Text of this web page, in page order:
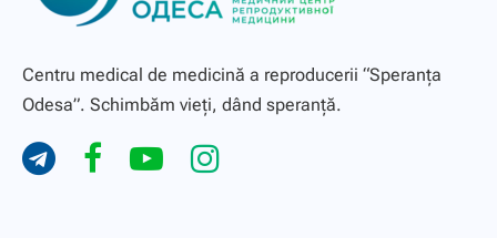
Centru medical de medicină a reproducerii “Speranţa
Odesa”. Schimbăm vieți, dând speranță.